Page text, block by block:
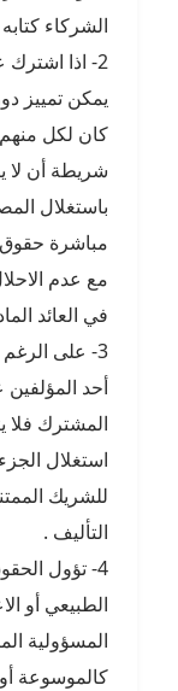
الشركاء
2- اذا
يمكن تمييز
كان لكل
شريطة أن لا
باستغلال
مباشرة حقوق
مع عدم
في العائد
أحد
المشترك فلا
استغلال
للشريك
التأليف .
4- تؤول
الطبيعي أو
المسؤولية
كالموسوعة